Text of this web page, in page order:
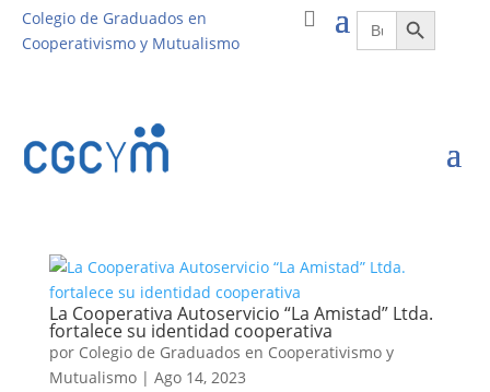
Colegio de Graduados en
Cooperativismo y Mutualismo
Buscar:Botón de búsqueda
La Cooperativa Autoservicio “La Amistad” Ltda.
fortalece su identidad cooperativa
por Colegio de Graduados en Cooperativismo y
Mutualismo| Ago 14, 2023